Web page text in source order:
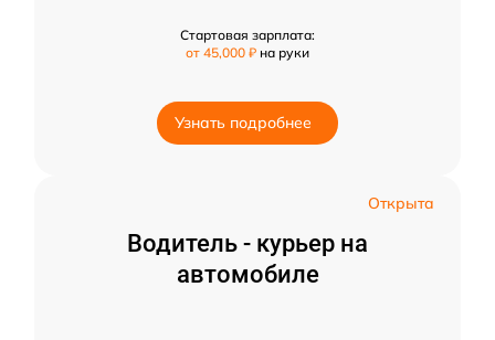
Стартовая зарплата:
от 45,000 ₽ на руки
Узнать подробнее
Открыта
Водитель - курьер на
автомобиле